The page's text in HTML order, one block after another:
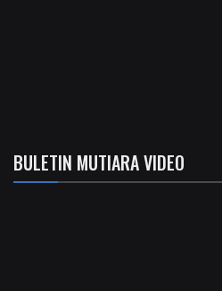
BULETIN MUTIARA VIDEO